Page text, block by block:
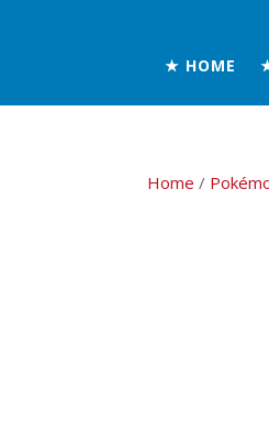
★ HOME
Home /